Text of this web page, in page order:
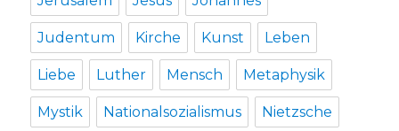
Judentum Kirche Kunst Leben
Liebe Luther Mensch Metaphysik
Mystik Nationalsozialismus Nietzsche